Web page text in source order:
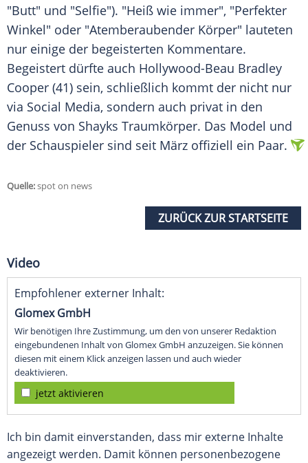
"Butt" und "Selfie"). "Heiß wie immer", "Perfekter
Winkel" oder "Atemberaubender Körper" lauteten
nur einige der begeisterten Kommentare.
Begeistert dürfte auch Hollywood-Beau Bradley
Cooper (41) sein, schließlich kommt der nicht nur
via Social Media, sondern auch privat in den
Genuss von Shayks Traumkörper. Das Model und
der Schauspieler sind seit März offiziell ein Paar.
Quelle:spot on news
ZURÜCK ZUR STARTSEITE
Video
Empfohlener externer Inhalt:
Glomex GmbH
Wir benötigen Ihre Zustimmung, um den von unserer Redaktion
eingebundenen Inhalt von Glomex GmbH anzuzeigen. Sie können
diesen mit einem Klick anzeigen lassen und auch wieder
deaktivieren.
jetzt aktivieren
Ich bin damit einverstanden, dass mir externe Inhalte
angezeigt werden. Damit können personenbezogene